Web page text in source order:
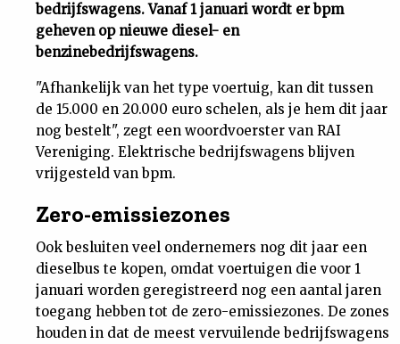
Cijfers
Magazine
Podcast
Dossiers
Nieuwsbrief
Contact
bedrijfswagens. Vanaf 1 januari wordt er bpm
geheven op nieuwe diesel- en
benzinebedrijfswagens.
"Afhankelijk van het type voertuig, kan dit tussen
de 15.000 en 20.000 euro schelen, als je hem dit jaar
nog bestelt", zegt een woordvoerster van RAI
Vereniging. Elektrische bedrijfswagens blijven
vrijgesteld van bpm.
Zero-emissiezones
Ook besluiten veel ondernemers nog dit jaar een
dieselbus te kopen, omdat voertuigen die voor 1
januari worden geregistreerd nog een aantal jaren
toegang hebben tot de zero-emissiezones. De zones
houden in dat de meest vervuilende bedrijfswagens